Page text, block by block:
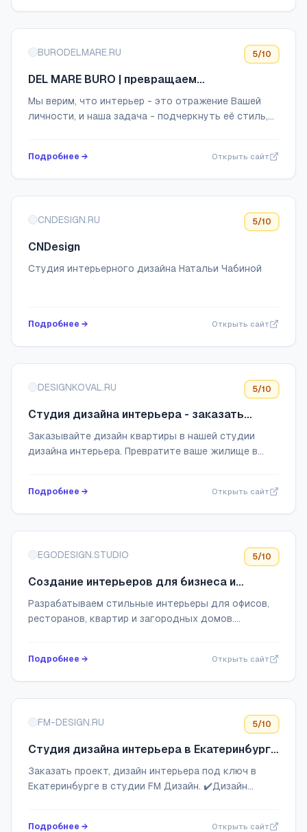
BURODELMARE.RU 5/10
DEL MARE BURO | превращаем
пространство в историю
Мы верим, что интерьер - это отражение Вашей
личности, и наша задача - подчеркнуть её стиль,
Подробнее → Открыть сайт
CNDESIGN.RU 5/10
CNDesign
Студия интерьерного дизайна Натальи Чабиной
Подробнее → Открыть сайт
DESIGNKOVAL.RU 5/10
Студия дизайна интерьера - заказать
дизайн квартиры | KOVAL'
Заказывайте дизайн квартиры в нашей студии
дизайна интерьера. Превратите ваше жилище в
пространство для жизни.
Подробнее → Открыть сайт
EGODESIGN.STUDIO 5/10
Создание интерьеров для бизнеса и
частных клиентов | Студия-дизайна
EgoDesign
Разрабатываем стильные интерьеры для офисов,
ресторанов, квартир и загородных домов.
забота!
Подробнее → Открыть сайт
FM-DESIGN.RU 5/10
Студия дизайна интерьера в Екатеринбурге
FM Дизайн | Дизайн квартир и
общественных пространств в
Заказать проект, дизайн интерьера под ключ в
Екатеринбурге в студии FM Дизайн. ✔️Дизайн
Подробнее → Открыть сайт